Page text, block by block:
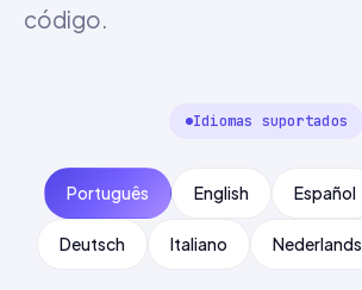
código.
Idiomas suportados
Português English Español
Deutsch Italiano Nederlands